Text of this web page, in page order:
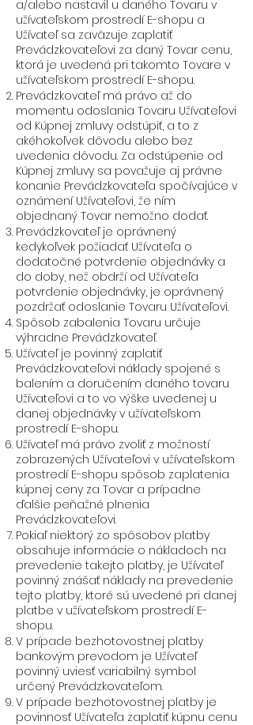
a/alebo nastavil u daného Tovaru v
užívateľskom prostredí E-shopu a
Užívateľ sa zaväzuje zaplatiť
Prevádzkovateľovi za daný Tovar cenu,
ktorá je uvedená pri takomto Tovare v
užívateľskom prostredí E-shopu.
Prevádzkovateľ má právo až do
momentu odoslania Tovaru Užívateľovi
od Kúpnej zmluvy odstúpiť, a to z
akéhokoľvek dôvodu alebo bez
uvedenia dôvodu. Za odstúpenie od
Kúpnej zmluvy sa považuje aj právne
konanie Prevádzkovateľa spočívajúce v
oznámení Užívateľovi, že ním
objednaný Tovar nemožno dodať.
Prevádzkovateľ je oprávnený
kedykoľvek požiadať Užívateľa o
dodatočné potvrdenie objednávky a
do doby, než obdrží od Užívateľa
potvrdenie objednávky, je oprávnený
pozdržať odoslanie Tovaru Užívateľovi.
Spôsob zabalenia Tovaru určuje
výhradne Prevádzkovateľ.
Užívateľ je povinný zaplatiť
Prevádzkovateľovi náklady spojené s
balením a doručením daného tovaru
Užívateľovi a to vo výške uvedenej u
danej objednávky v užívateľskom
prostredí E-shopu.
Užívateľ má právo zvoliť z možností
zobrazených Užívateľovi v užívateľskom
prostredí E-shopu spôsob zaplatenia
kúpnej ceny za Tovar a prípadne
ďalšie peňažné plnenia
Prevádzkovateľovi.
Pokiaľ niektorý zo spôsobov platby
obsahuje informácie o nákladoch na
prevedenie takejto platby, je Užívateľ
povinný znášať náklady na prevedenie
tejto platby, ktoré sú uvedené pri danej
platbe v užívateľskom prostredí E-
shopu.
V prípade bezhotovostnej platby
bankovým prevodom je Užívateľ
povinný uviesť variabilný symbol
určený Prevádzkovateľom.
V prípade bezhotovostnej platby je
povinnosť Užívateľa zaplatiť kúpnu cenu